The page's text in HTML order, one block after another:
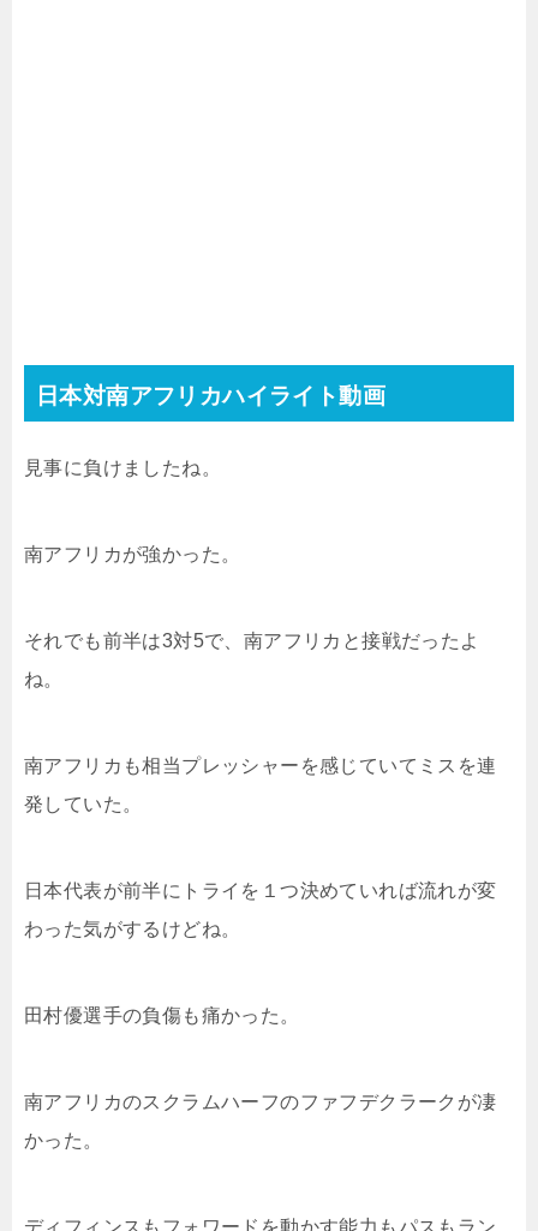
日本対南アフリカハイライト動画
見事に負けましたね。
南アフリカが強かった。
それでも前半は3対5で、南アフリカと接戦だったよ
ね。
南アフリカも相当プレッシャーを感じていてミスを連
発していた。
日本代表が前半にトライを１つ決めていれば流れが変
わった気がするけどね。
田村優選手の負傷も痛かった。
南アフリカのスクラムハーフのファフデクラークが凄
かった。